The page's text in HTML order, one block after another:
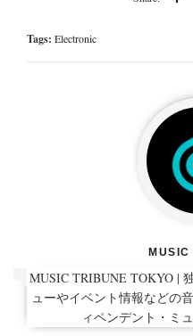
Tags: Electronic
MUSIC TRIBUNE TOKYO |
ューやイベント情報などの
ィペンデント・ミ